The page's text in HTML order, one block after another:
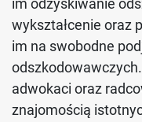
im odzyskiwanie
wykształcenie oraz
im na swobodne
adwokaci oraz
znajomością